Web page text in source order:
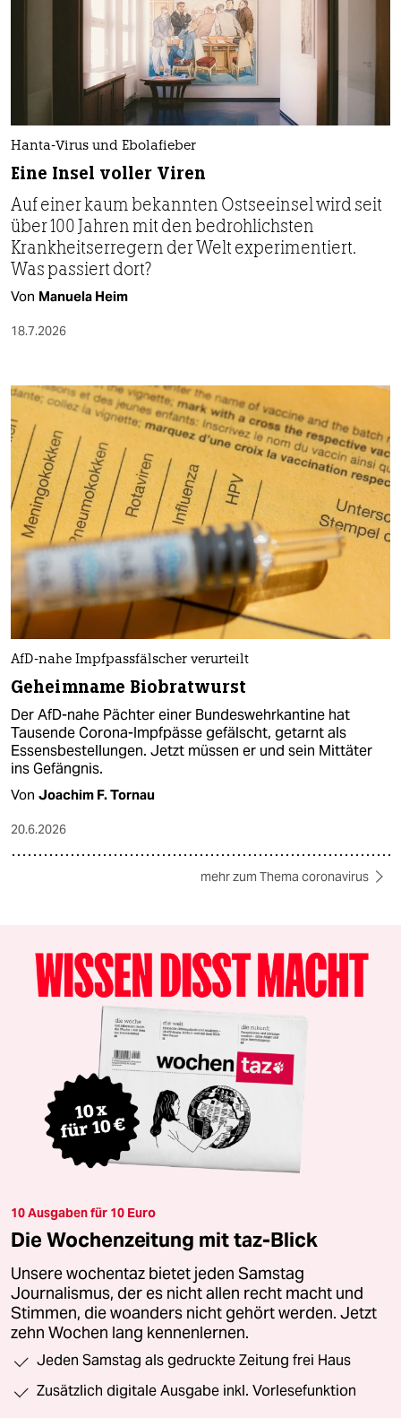
Hanta-Virus und Ebolafieber
Eine Insel voller Viren
Auf einer kaum bekannten Ostseeinsel wird seit
über 100 Jahren mit den bedrohlichsten
Krankheitserregern der Welt experimentiert.
Was passiert dort?
Von Manuela Heim
18.7.2026
AfD-nahe Impfpassfälscher verurteilt
Geheimname Biobratwurst
Der AfD-nahe Pächter einer Bundeswehrkantine hat
Tausende Corona-Impfpässe gefälscht, getarnt als
Essensbestellungen. Jetzt müssen er und sein Mittäter
ins Gefängnis.
Von Joachim F. Tornau
20.6.2026
mehr zum Thema coronavirus
10 Ausgaben für 10 Euro
Die Wochenzeitung mit taz-Blick
Unsere wochentaz bietet jeden Samstag
Journalismus, der es nicht allen recht macht und
Stimmen, die woanders nicht gehört werden. Jetzt
zehn Wochen lang kennenlernen.
Jeden Samstag als gedruckte Zeitung frei Haus
Zusätzlich digitale Ausgabe inkl. Vorlesefunktion